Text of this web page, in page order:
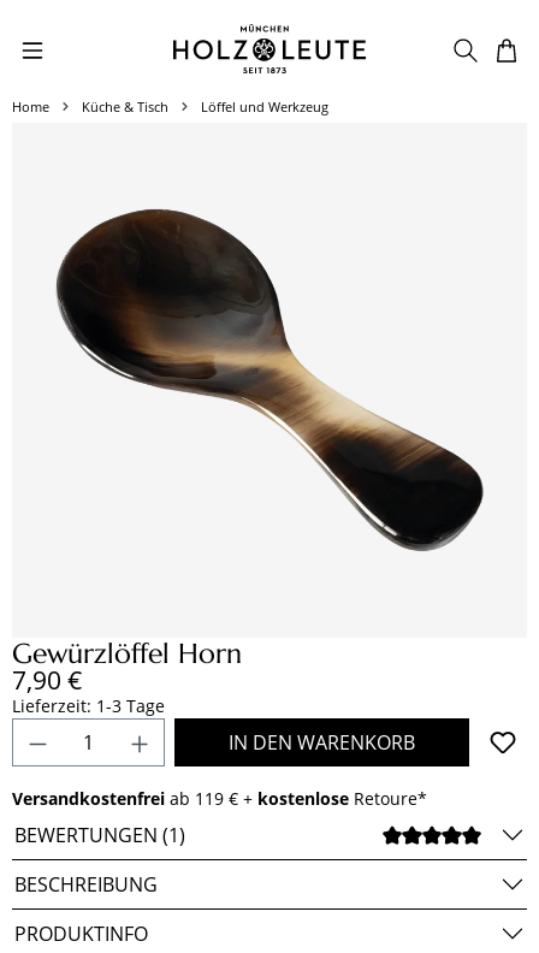
Zum Hauptinhalt springen
Home Küche & Tisch Löffel und Werkzeug
Gewürzlöffel Horn
Regulärer Preis:
7,90 €
Lieferzeit: 1-3 Tage
Produkt Anzahl: Gib den gewünschten
IN DEN WARENKORB
Versandkostenfrei ab 119 € + kostenlose Retoure*
BEWERTUNGEN (1)
BESCHREIBUNG
PRODUKTINFO